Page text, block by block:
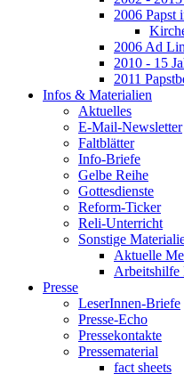
2006 Papst
2006 Ad
2010 - 15
2011
Infos & Materialien
Aktuelles
E-Mail-Newsletter
Faltblätter
Info-Briefe
Gelbe Reihe
Gottesdienste
Reform-Ticker
Reli-Unterricht
Sonstige
Aktuelle
Arbeitshilfe
Presse
LeserInnen-Briefe
Presse-Echo
Pressekontakte
Pressematerial
fact sheets